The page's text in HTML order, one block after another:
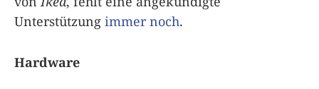
Unterstützung immer noch.
Hardware